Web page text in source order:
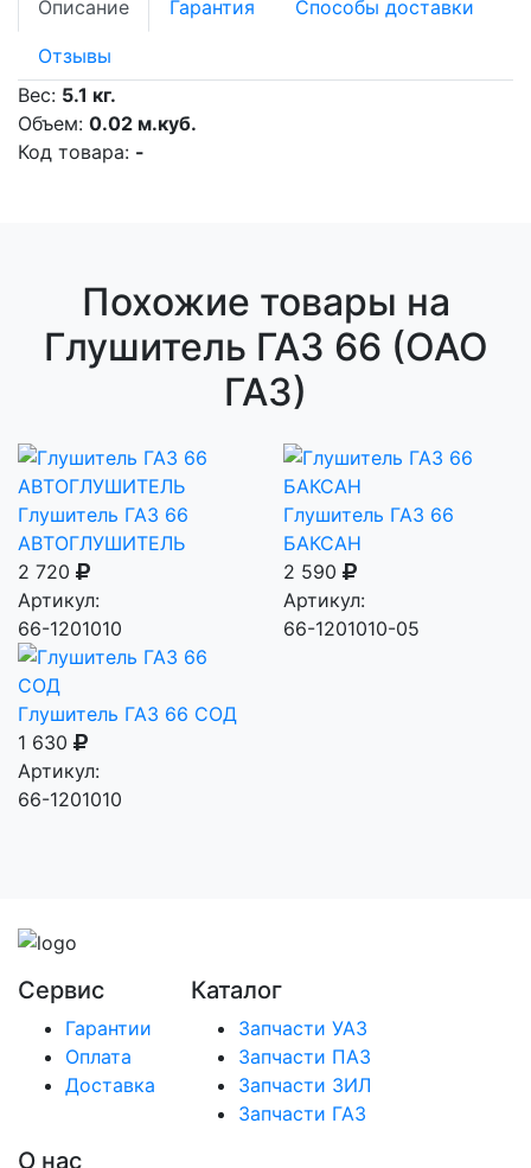
Описание Гарантия Способы доставки
Отзывы
Вес: 5.1 кг.
Объем: 0.02 м.куб.
Код товара: -
Похожие товары на
Глушитель ГАЗ 66 (ОАО
ГАЗ)
Глушитель ГАЗ 66
АВТОГЛУШИТЕЛЬ
2 720
Артикул:
66-1201010
Глушитель ГАЗ 66
БАКСАН
2 590
Артикул:
66-1201010-05
Глушитель ГАЗ 66 СОД
1 630
Артикул:
66-1201010
Сервис
Гарантии
Оплата
Доставка
Каталог
Запчасти УАЗ
Запчасти ПАЗ
Запчасти ЗИЛ
Запчасти ГАЗ
О нас